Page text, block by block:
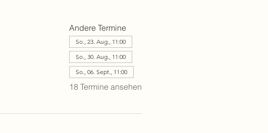
Andere Termine
So., 23. Aug., 11:00
So., 30. Aug., 11:00
So., 06. Sept., 11:00
18 Termine ansehen